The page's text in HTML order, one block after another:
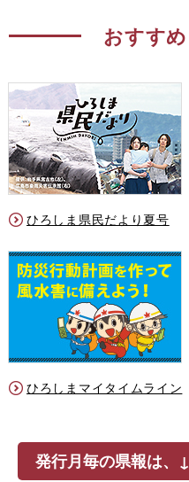
おすす
ひろしま県民だより夏号
ひろしまマイタイムライン
発行月毎の県報は